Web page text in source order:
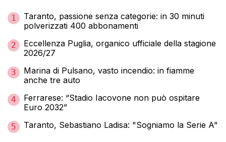
1
Taranto, passione senza categorie: in 30 minuti
polverizzati 400 abbonamenti
2
Eccellenza Puglia, organico ufficiale della stagione
2026/27
3
Marina di Pulsano, vasto incendio: in fiamme
anche tre auto
4
Ferrarese: “Stadio Iacovone non può ospitare
Euro 2032”
5 Taranto, Sebastiano Ladisa: "Sogniamo la Serie A"